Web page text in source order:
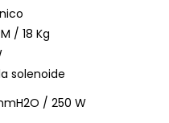
/ 18 Kg
solenoide
/ 250 W